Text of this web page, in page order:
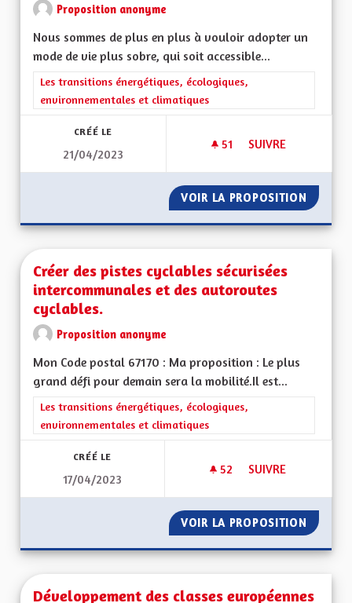
Proposition anonyme
Nous sommes de plus en plus à vouloir adopter un
mode de vie plus sobre, qui soit accessible...
Filtrer les résultats de la catégorie : Les transitions
Les transitions énergétiques, écologiques,
environnementales et climatiques
CRÉÉ LE
21/04/2023
51 51 ABONNÉS
SUIVRE
VOIR LA PROPOSITION
Créer des pistes cyclables sécurisées
intercommunales et des autoroutes
cyclables.
Proposition anonyme
Mon Code postal 67170 : Ma proposition : Le plus
grand défi pour demain sera la mobilité.Il est...
Filtrer les résultats de la catégorie : Les transitions
Les transitions énergétiques, écologiques,
environnementales et climatiques
CRÉÉ LE
17/04/2023
52 52 ABONNÉS
SUIVRE
VOIR LA PROPOSITION
Développement des classes européennes